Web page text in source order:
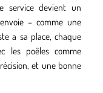
service devient un
– comme une
a sa place, chaque
les poêles comme
et une bonne